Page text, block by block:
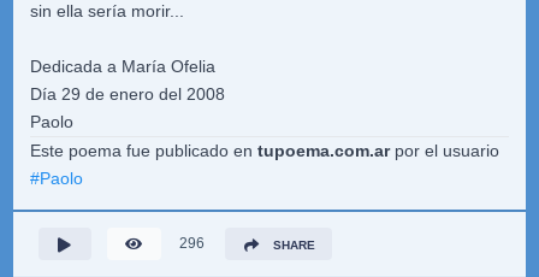
sin ella sería morir...
Dedicada a María Ofelia
Día 29 de enero del 2008
Paolo
Este poema fue publicado en tupoema.com.arpor el usuario
#Paolo
296 SHARE